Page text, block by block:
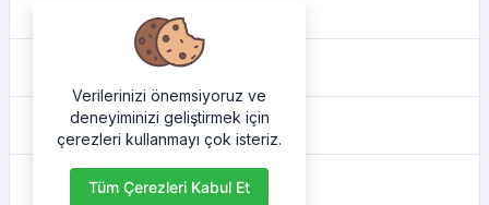
Renk Dönüştürücü
IP adresim nedir
HTML güzelleştirici
Verilerinizi önemsiyoruz ve
deneyiminizi geliştirmek için
çerezleri kullanmayı çok isteriz.
Tüm Çerezleri Kabul Et